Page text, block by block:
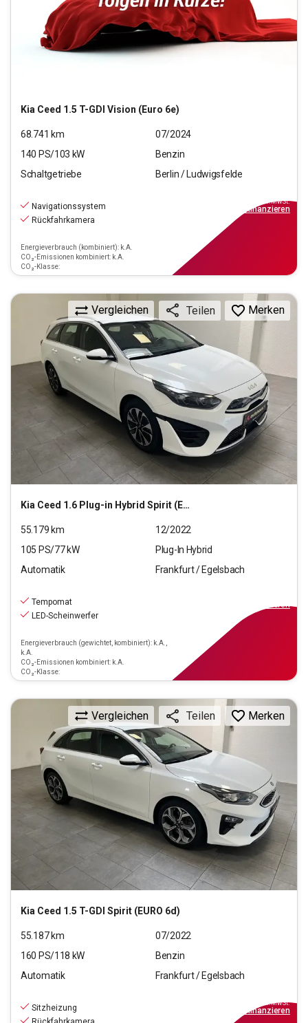
Kia Ceed 1.5 T-GDI Vision (Euro 6e)
68.741 km
07/2024
140 PS/103 kW
Benzin
Schaltgetriebe
Berlin / Ludwigsfelde
Navigationssystem
Rückfahrkamera
Energieverbrauch (kombiniert): k.A.
CO₂-Emissionen kombiniert: k.A.
CO₂-Klasse:
inkl.MwSt.
finanzieren
Kia Ceed 1.6 Plug-in Hybrid Spirit (EURO 6d)
Vergleichen Teilen Merken
55.179 km
12/2022
105 PS/77kW
Plug-In Hybrid
Automatik
Frankfurt / Egelsbach
Tempomat
LED-Scheinwerfer
Energieverbrauch (gewichtet, kombiniert): k.A.,
k.A.
CO₂-Emissionen kombiniert: k.A.
CO₂-Klasse:
finanzieren
Kia Ceed 1.5 T-GDI Spirit (EURO 6d)
Vergleichen Teilen Merken
55.187km
07/2022
160 PS/118 kW
Benzin
Automatik
Frankfurt / Egelsbach
Sitzheizung
inkl.MwSt.
finanzieren